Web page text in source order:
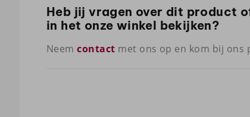
Heb jij vragen over dit product
in het onze winkel bekijken?
Neemcontact met ons op en kom bij ons